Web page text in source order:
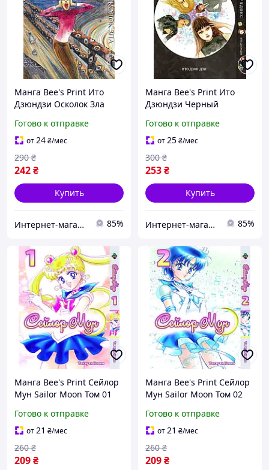
Манга Bee's Print Ито
Дзюндзи Осколок Зла
таинственных и
странных историй BP JI
TSE TT
Готово к отправке
от24₴/мес
242₴
290 ₴
Купить
Интернет-магазин "Tik-tak" 85%
Манга Bee's Print Ито
Дзюндзи Черный
Готово к отправке
от25₴/мес
253₴
300 ₴
Купить
Интернет-магазин "Tik-tak" 85%
Манга Bee's Print Сейлор
Мун Sailor Moon Том 01
Готово к отправке
от21 ₴/мес
209₴
260 ₴
Манга Bee's Print Сейлор
Мун Sailor Moon Том 02
Готово к отправке
от21 ₴/мес
209₴
260 ₴